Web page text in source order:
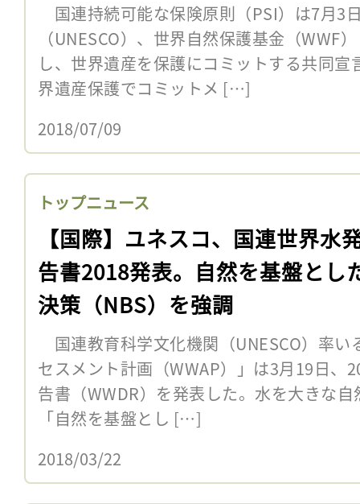
国連持続可能な保険原則（PSI）は7月3
（UNESCO）、世界自然保護基金（WWF
し、世界遺産を保護にコミットする共同
界遺産保護でコミットメ […]
2018/07/09
トップニュース
【国際】ユネスコ、国連世界水
告書2018発表。自然を基盤とし
決策（NBS）を強調
国連教育科学文化機関（UNESCO）率い
セスメント計画（WWAP）」は3月19日、
告書（WWDR）を発表した。水を大きな
「自然を基盤とし […]
2018/03/22